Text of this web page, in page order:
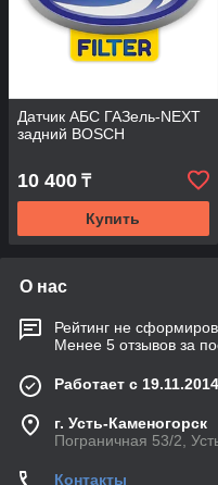
Датчик АБС ГАЗель-NEXT
задний BOSCH
10 400 ₸
Купить
О нас
Рейтинг не
Менее 5 отзывов за
Работает с 19.11.2014
г. Усть-Каменогорск
Пограничная 53/2,
Контакты